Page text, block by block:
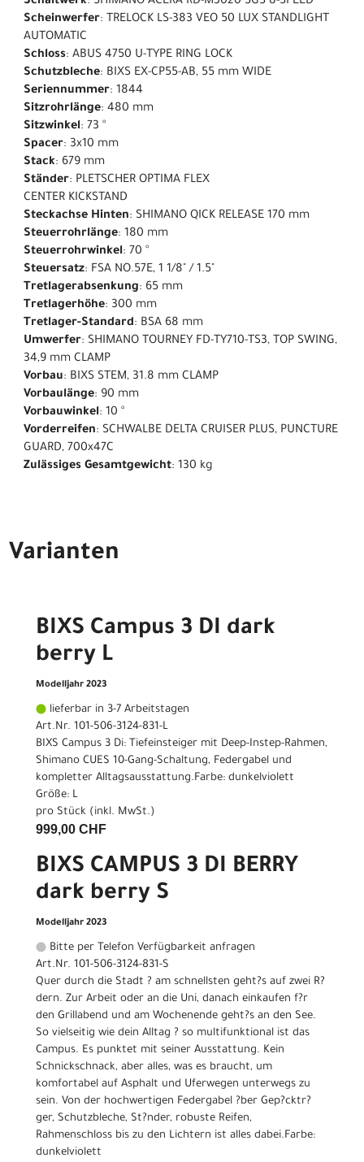
Scheinwerfer: TRELOCK LS-383 VEO 50 LUX STANDLIGHT
AUTOMATIC
Schloss: ABUS 4750 U-TYPE RING LOCK
Schutzbleche: BIXS EX-CP55-AB, 55 mm WIDE
Seriennummer: 1844
Sitzrohrlänge: 480 mm
Sitzwinkel: 73 °
Spacer: 3x10 mm
Stack: 679 mm
Ständer: PLETSCHER OPTIMA FLEX
CENTER KICKSTAND
Steckachse Hinten: SHIMANO QICK RELEASE 170 mm
Steuerrohrlänge: 180 mm
Steuerrohrwinkel: 70 °
Steuersatz: FSA NO.57E, 1 1/8" / 1.5"
Tretlagerabsenkung: 65 mm
Tretlagerhöhe: 300 mm
Tretlager-Standard: BSA 68 mm
Umwerfer: SHIMANO TOURNEY FD-TY710-TS3, TOP SWING,
34,9 mm CLAMP
Vorbau: BIXS STEM, 31.8 mm CLAMP
Vorbaulänge: 90 mm
Vorbauwinkel: 10 °
Vorderreifen: SCHWALBE DELTA CRUISER PLUS, PUNCTURE
GUARD, 700x47C
Zulässiges Gesamtgewicht: 130 kg
Varianten
BIXS Campus 3 DI dark
berry L
Modelljahr 2023
lieferbar in 3-7 Arbeitstagen
Art.Nr. 101-506-3124-831-L
BIXS Campus 3 Di: Tiefeinsteiger mit Deep-Instep-Rahmen,
Shimano CUES 10-Gang-Schaltung, Federgabel und
kompletter Alltagsausstattung.Farbe: dunkelviolett
Größe: L
pro Stück (inkl. MwSt.)
999,00 CHF
BIXS CAMPUS 3 DI BERRY
dark berry S
Modelljahr 2023
Bitte per Telefon Verfügbarkeit anfragen
Art.Nr. 101-506-3124-831-S
Quer durch die Stadt ? am schnellsten geht?s auf zwei R?
dern. Zur Arbeit oder an die Uni, danach einkaufen f?r
den Grillabend und am Wochenende geht?s an den See.
So vielseitig wie dein Alltag ? so multifunktional ist das
Campus. Es punktet mit seiner Ausstattung. Kein
Schnickschnack, aber alles, was es braucht, um
komfortabel auf Asphalt und Uferwegen unterwegs zu
sein. Von der hochwertigen Federgabel ?ber Gep?cktr?
ger, Schutzbleche, St?nder, robuste Reifen,
Rahmenschloss bis zu den Lichtern ist alles dabei.Farbe:
dunkelviolett